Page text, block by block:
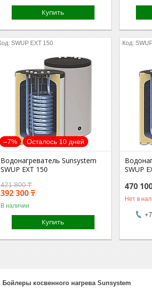
Купить
SWUP EXT 150
–7% Осталось 10 дней
Водонагреватель Sunsystem
SWUP EXT 150
421 800 ₸
392 300 ₸
В наличии
Купить
SWUP
470
Нет в
Бойлеры косвенного нагрева Sunsystem